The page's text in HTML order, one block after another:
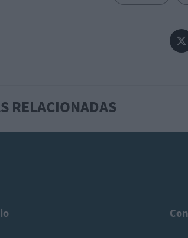
RELACIONADAS